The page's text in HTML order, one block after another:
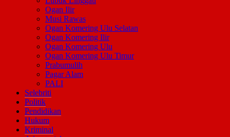
Ogan Ilir
Musi Rawas
Ogan Komering Ulu Selatan
Ogan Komering Ilir
Ogan Komering Ulu
Ogan Komering Ulu Timur
Prabumulih
Pagar Alam
PALI
Selebriti
Politik
Pendidikan
Hukum
Kriminal